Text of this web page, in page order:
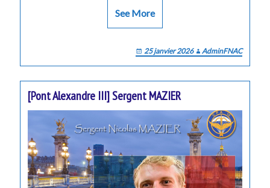
See More
25 janvier 2026 AdminFNAC
[Pont Alexandre III] Sergent MAZIER